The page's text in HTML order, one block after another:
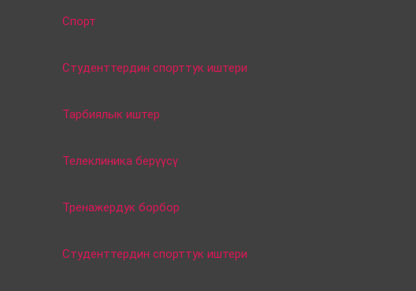
Спорт
Студенттердин спорттук иштери
Тарбиялык иштер
Телеклиника берүүсү
Тренажердук борбор
Студенттердин спорттук иштери